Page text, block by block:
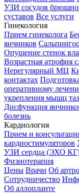
УЗИ сосудов
суставов Все услуги
Гинекология
Прием гинеколога
яичников
Опущение стенок
Возрастная атрофия
Нерегулярный МЦ
контактах
оперативному
укрепления мышц
Дисфункция
болезнь
Кардиология
Прием и
кардиостимуляторов
УЗИ сердца (ЭХО
Физиотерапия
Цены Врачи Об
Сотрудничество
Об аллопланте